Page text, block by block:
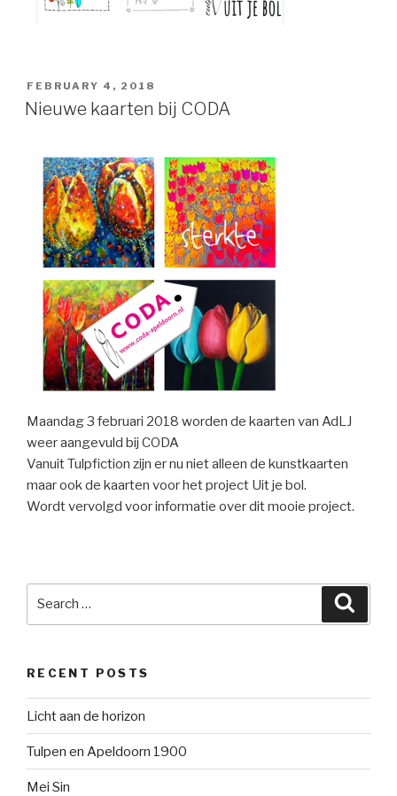
POSTED
ON
FEBRUARY 4, 2018
Nieuwe kaarten bij CODA
Maandag 3 februari 2018 worden de kaarten van AdLJ
weer aangevuld bij CODA
Vanuit Tulpfiction zijn er nu niet alleen de kunstkaarten
maar ook de kaarten voor het project Uit je bol.
Wordt vervolgd voor informatie over dit mooie project.
RECENT POSTS
Licht aan de horizon
Tulpen en Apeldoorn 1900
Mei Sin